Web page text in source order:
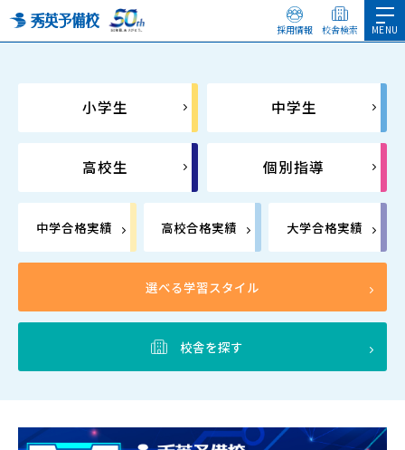
採用情報 校舎検索
小学生 中学生
高校生 個別指導
中学合格実績 高校合格実績 大学合格実績
選べる学習スタイル
校舎を探す